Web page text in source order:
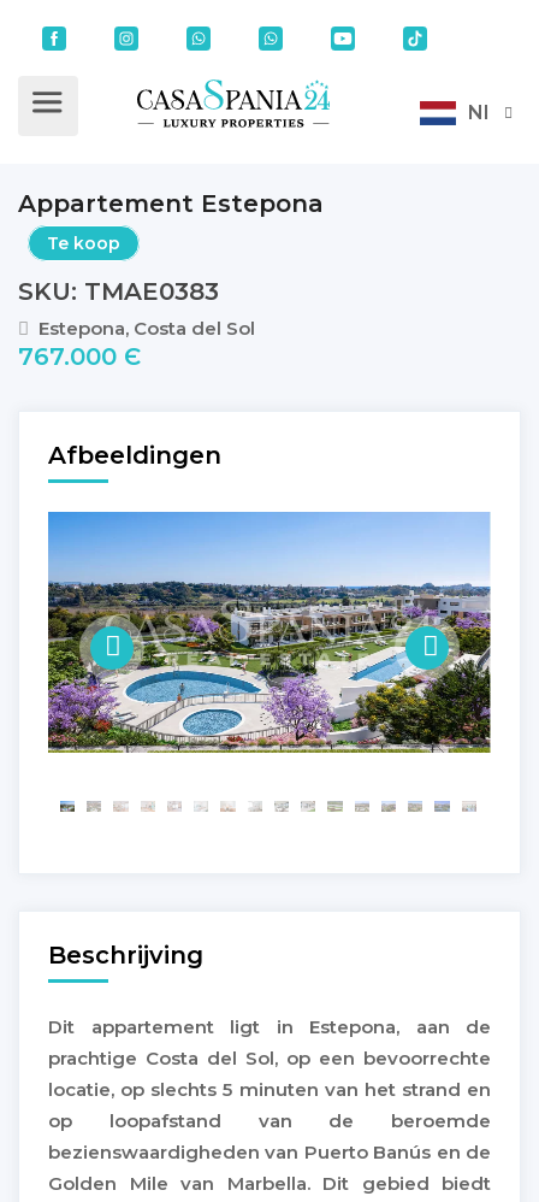
Nl
Appartement Estepona
Te koop
SKU: TMAE0383
Estepona, Costa del Sol
767.000 Є
Afbeeldingen
Beschrijving
Dit appartement ligt in Estepona, aan de
prachtige Costa del Sol, op een bevoorrechte
locatie, op slechts 5 minuten van het strand en
op loopafstand van de beroemde
bezienswaardigheden van Puerto Banús en de
Golden Mile van Marbella. Dit gebied biedt